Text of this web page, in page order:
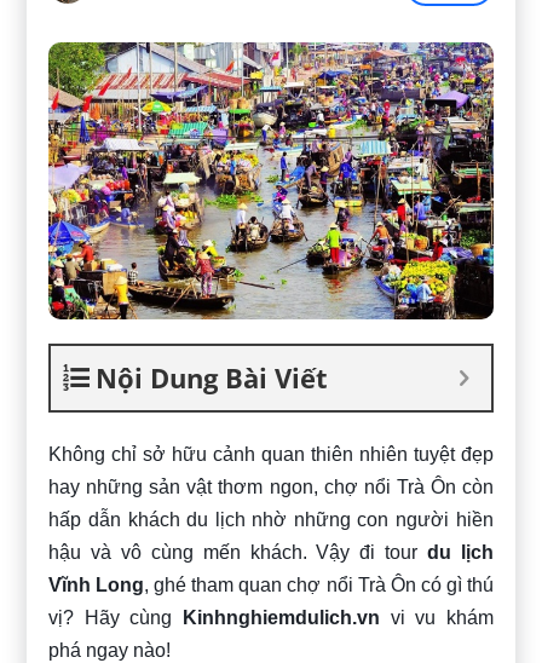
Nội Dung Bài Viết
Không chỉ sở hữu cảnh quan thiên nhiên tuyệt đẹp
hay những sản vật thơm ngon, chợ nổi Trà Ôn còn
hấp dẫn khách du lịch nhờ những con người hiền
hậu và vô cùng mến khách. Vậy đi tour du lịch
Vĩnh Long, ghé tham quan chợ nổi Trà Ôn có gì thú
vị? Hãy cùng
Kinhnghiemdulich.vn vi vu khám
phá ngay nào!